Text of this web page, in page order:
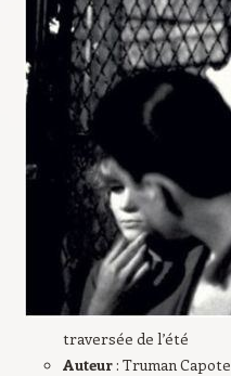
traversée de l’été
Auteur: Truman Capote